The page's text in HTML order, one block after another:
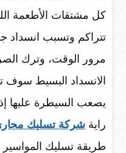
كل مشتقات الأطعمة
تتراكم وتسبب
مرور الوقت، وترك
الانسداد البسيط سوف
يصعب السيطرة عليها
راية شركة تسليك
طريقة تسليك